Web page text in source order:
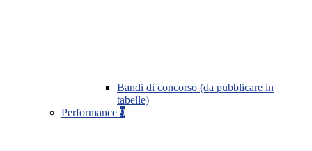
Bandi di concorso (da pubblicare in
tabelle)
Performance 9